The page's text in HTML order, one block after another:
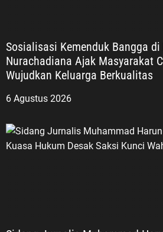
Sosialisasi Kemenduk Bangga
Nurachadiana Ajak Masyarakat
Wujudkan Keluarga Berkualitas
6 Agustus 2026